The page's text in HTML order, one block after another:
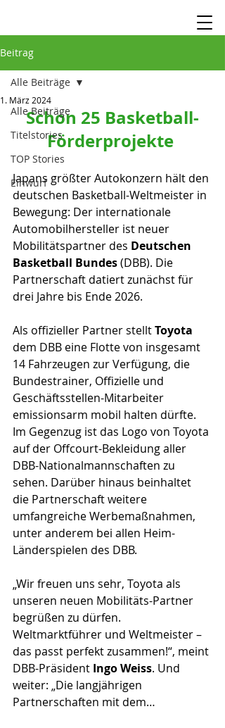
Beitrag
Alle Beiträge
Titelstories
TOP Stories
Einwurf
Alle Beiträge
1. März 2024
Schon 25 Basketball-
Förderprojekte
Japans größter Autokonzern hält den
deutschen Basketball-Weltmeister in
Bewegung: Der internationale
Automobilhersteller ist neuer
Mobilitätspartner des Deutschen
Basketball Bundes (DBB). Die
Partnerschaft datiert zunächst für
drei Jahre bis Ende 2026.
Als offizieller Partner stellt Toyota
dem DBB eine Flotte von insgesamt
14 Fahrzeugen zur Verfügung, die
Bundestrainer, Offizielle und
Geschäftsstellen-Mitarbeiter
emissionsarm mobil halten dürfte.
Im Gegenzug ist das Logo von Toyota
auf der Offcourt-Bekleidung aller
DBB-Nationalmannschaften zu
sehen. Darüber hinaus beinhaltet
die Partnerschaft weitere
umfangreiche Werbemaßnahmen,
unter anderem bei allen Heim-
Länderspielen des DBB.
„Wir freuen uns sehr, Toyota als
unseren neuen Mobilitäts-Partner
begrüßen zu dürfen.
Weltmarktführer und Weltmeister –
das passt perfekt zusammen!“, meint
DBB-Präsident Ingo Weiss. Und
weiter: „Die langjährigen
Partnerschaften mit dem…